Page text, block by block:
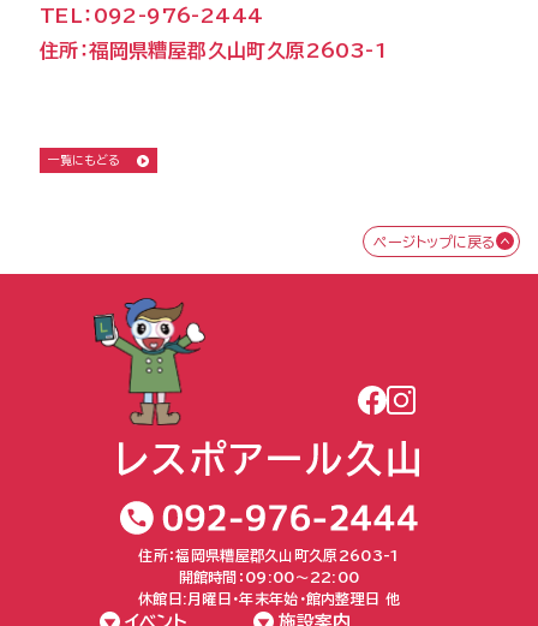
TEL：092-976-2444
住所：福岡県糟屋郡久山町久原2603-1
一覧にもどる
ページトップに戻る
住所：福岡県糟屋郡久山町久原2603-1
開館時間：09:00〜22:00
休館日:月曜日・年末年始・館内整理日 他
イベント 施設案内